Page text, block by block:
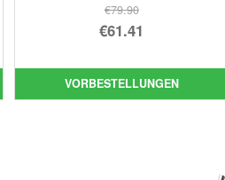
€79.90
Ursprünglicher
war:
€79.90
€61.41
Preis
ist:
VORBESTELLUNGEN